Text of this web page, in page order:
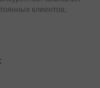
клиентов,